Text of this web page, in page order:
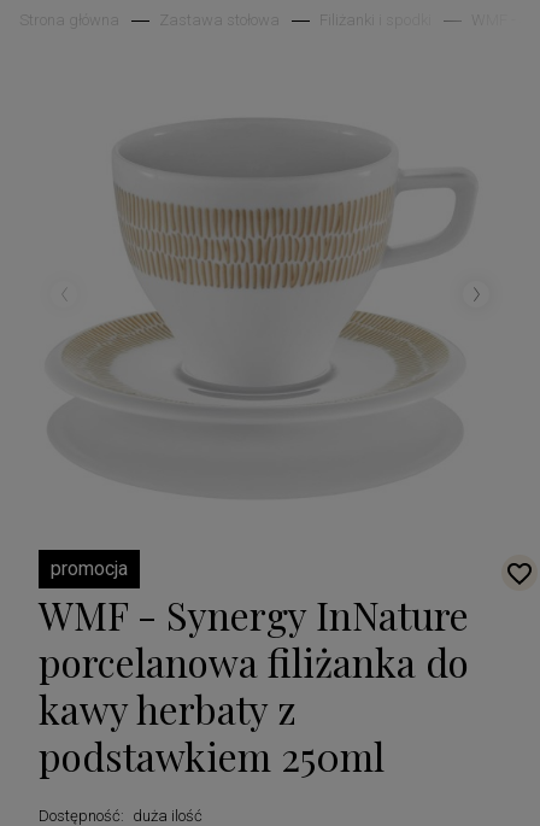
Strona główna Zastawa stołowa Filiżanki i spodki
promocja
WMF - Synergy InNature
porcelanowa filiżanka do
kawy herbaty z
podstawkiem 250ml
Dostępność: duża ilość